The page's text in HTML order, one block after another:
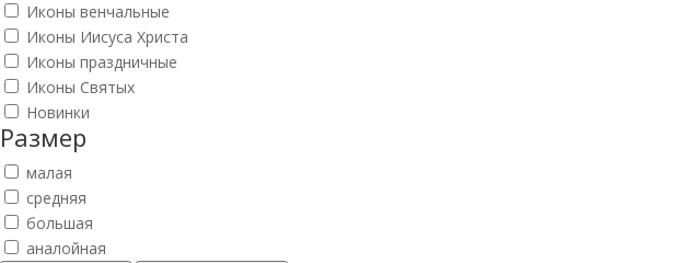
Иконы венчальные
Иконы Иисуса Христа
Иконы праздничные
Иконы Святых
Новинки
Размер
малая
средняя
большая
аналойная